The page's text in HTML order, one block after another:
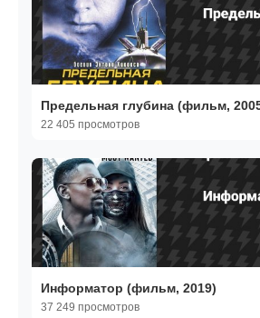
Предельная глубина (фильм,
22 405 просмотров
Информатор (фильм, 2019)
37 249 просмотров